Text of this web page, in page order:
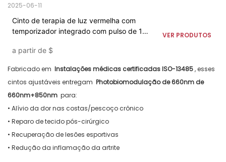
2025-06-11
Cinto de terapia de luz vermelha com
temporizador integrado com pulso de 10
850 nm para alívio da dor - sem EMF
a partir de $
VER PRODUTOS
Fabricado em Instalações médicas certificadas ISO-13485, esses
cintos ajustáveis ​​entregam Photobiomodulação de 660nm de
660nm+850nm para:
• Alívio da dor nas costas/pescoço crônico
• Reparo de tecido pós-cirúrgico
• Recuperação de lesões esportivas
• Redução da inflamação da artrite